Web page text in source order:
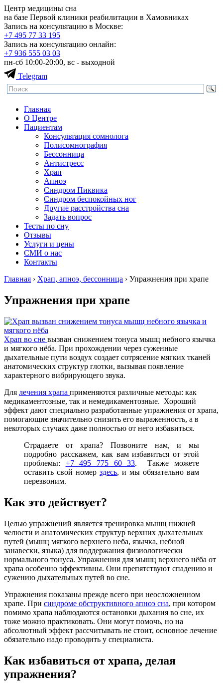
Центр медицины сна
на базе Первой клиники реабилитации в Хамовниках
Запись на консультацию в Москве:
+7 495 77 33 195
Запись на консультацию онлайн:
+7 936 555 03 03
пн-сб 10:00-20:00, вс - выходной
Telegram
Главная
О Центре
Пациентам
Консультация сомнолога
Полисомнография
Бессонница
Антистресс
Храп
Апноэ
Синдром Пиквика
Синдром беспокойных ног
Другие расстройства сна
Задать вопрос
Тесты по сну
Отзывы
Услуги и цены
СМИ о нас
Контакты
Главная › Храп, апноэ, бессонница › Упражнения при храпе
Упражнения при храпе
Храп во сне вызван снижением тонуса мышц небного язычка
и мягкого нёба. При прохождении через суженные
дыхательные пути воздух создает сотрясение мягких тканей
анатомических структур глотки, вызывая появление
характерного вибрирующего звука.
Для лечения храпа применяются различные методы: как
медикаментозные, так и немедикаментозные. Хороший
эффект дают специально разработанные упражнения от храпа,
помогающие значительно снизить его выраженность, а в
некоторых случаях даже полностью от него избавиться.
Страдаете от храпа? Позвоните нам, и мы
подробно расскажем, как вам избавиться от этой
проблемы: +7 495 775 60 33. Также можете
оставить свой номер здесь, и мы обязательно вам
перезвоним.
Как это действует?
Целью упражнений является тренировка мышц нижней
челюсти и анатомических структур верхних дыхательных
путей (мышц мягкого верхнего неба, язычка, небной
занавески, языка) для поддержания физиологически
нормального тонуса. Упражнения для мышц верхнего нёба от
храпа особенно эффективны. Они препятствуют спадению и
сужению дыхательных путей во сне.
Упражнения показаны прежде всего при неосложненном
храпе. При синдроме обструктивного апноэ сна, при котором
помимо храпа наблюдаются остановки дыхания во сне, их
тоже можно практиковать. Они могут помочь, но на
абсолютный эффект рассчитывать не стоит, основное лечение
обязательно надо проводить у специалиста.
Как избавиться от храпа, делая
упражнения?